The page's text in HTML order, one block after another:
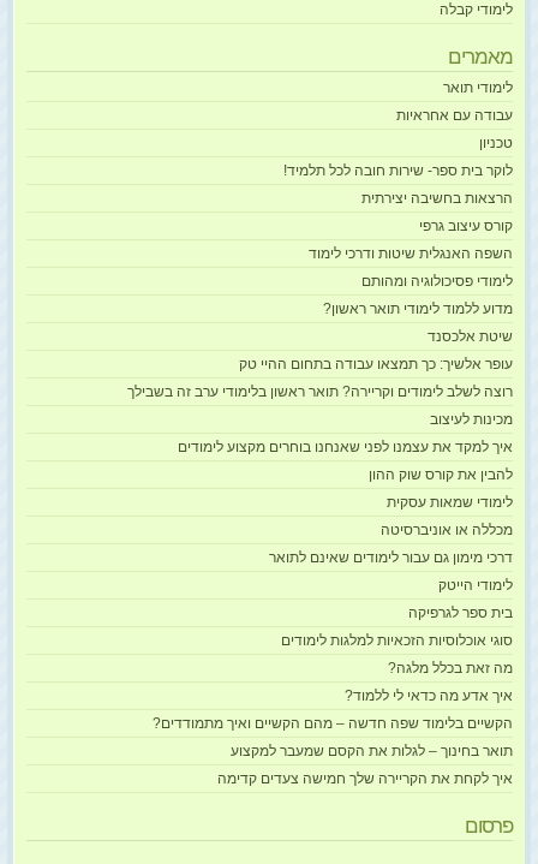
לימודי קבלה
מאמרים
לימודי תואר
עבודה עם אחראיות
טכניון
לוקר בית ספר- שירות חובה לכל תלמיד!
הרצאות בחשיבה יצירתית
קורס עיצוב גרפי
השפה האנגלית שיטות ודרכי לימוד
לימודי פסיכולוגיה ומהותם
מדוע ללמוד לימודי תואר ראשון?
שיטת אלכסנד
עופר אלשיך: כך תמצאו עבודה בתחום ההיי טק
רוצה לשלב לימודים וקריירה? תואר ראשון בלימודי ערב זה בשבילך
מכינות לעיצוב
איך למקד את עצמנו לפני שאנחנו בוחרים מקצוע לימודים
להבין את קורס שוק ההון
לימודי שמאות עסקית
מכללה או אוניברסיטה
דרכי מימון גם עבור לימודים שאינם לתואר
לימודי הייטק
בית ספר לגרפיקה
סוגי אוכלוסיות הזכאיות למלגות לימודים
מה זאת בכלל מלגה?
איך אדע מה כדאי לי ללמוד?
הקשיים בלימוד שפה חדשה – מהם הקשיים ואיך מתמודדים?
תואר בחינוך – לגלות את הקסם שמעבר למקצוע
איך לקחת את הקריירה שלך חמישה צעדים קדימה
פרסום